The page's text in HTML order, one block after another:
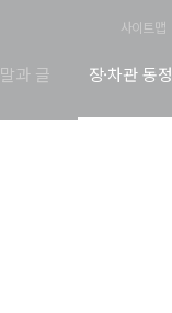
사이트맵
말과 글 장·차관 동정